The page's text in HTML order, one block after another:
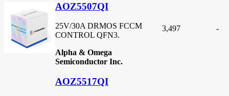
AOZ5507QI
25V/30A DRMOS FCCM
CONTROL QFN3.
Alpha & Omega
Semiconductor Inc.
3,497 -
AOZ5517QI